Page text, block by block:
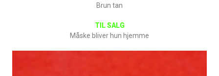
Brun tan
TIL SALG
Måske bliver hun hjemme